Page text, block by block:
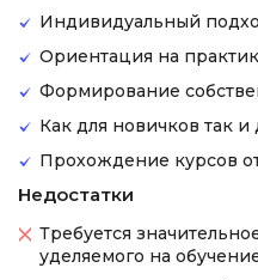
Индивидуальный
Ориентация на
Формирование
Как для новичков так и
Прохождение курсов
Недостатки
Требуется
уделяемого на